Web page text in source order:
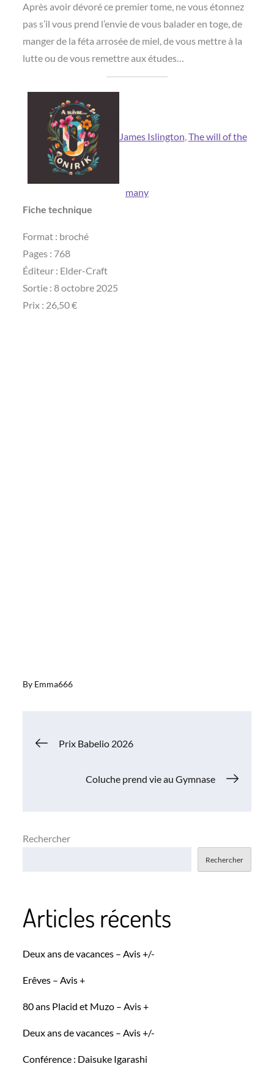
Après avoir dévoré ce premier tome, ne vous étonnez
pas s’il vous prend l’envie de vous balader en toge, de
manger de la féta arrosée de miel, de vous mettre à la
lutte ou de vous remettre aux études…
James Islington, The will of the
many
Fiche technique
Format : broché
Pages : 768
Éditeur : Elder-Craft
Sortie : 8 octobre 2025
Prix : 26,50 €
By Emma666
Navigation
Prix Babelio 2026
Coluche prend vie au Gymnase
Rechercher
Rechercher
Articles récents
Deux ans de vacances – Avis +/-
Erêves – Avis +
80 ans Placid et Muzo – Avis +
Deux ans de vacances – Avis +/-
Conférence : Daisuke Igarashi